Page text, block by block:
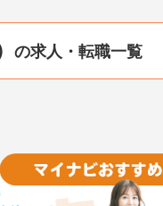
の求人・転職一覧